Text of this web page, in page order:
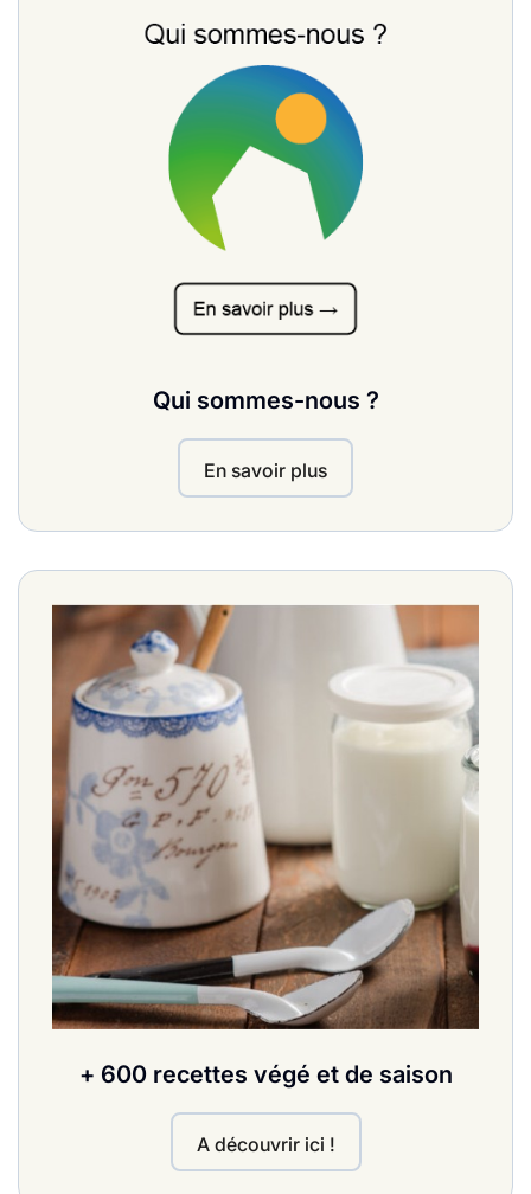
Qui sommes-nous ?
En savoir plus
+ 600 recettes végé et de saison
A découvrir ici !